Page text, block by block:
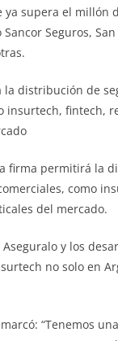
ya supera el millón
Seguros,
distribución de
insurtech, fintech,
firma permitirá la
como
del mercado.
Aseguralo y los
no solo en
“Tenemos